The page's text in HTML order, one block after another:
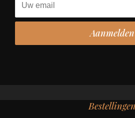
Bestellingen